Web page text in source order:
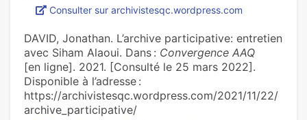
Consulter sur archivistesqc.wordpress.com
DAVID, Jonathan. L’archive participative: entretien
avec Siham Alaoui. Dans : Convergence AAQ
[en ligne]. 2021. [Consulté le 25 mars 2022].
Disponible à l’adresse :
https://archivistesqc.wordpress.com/2021/11/22/
archive_participative/